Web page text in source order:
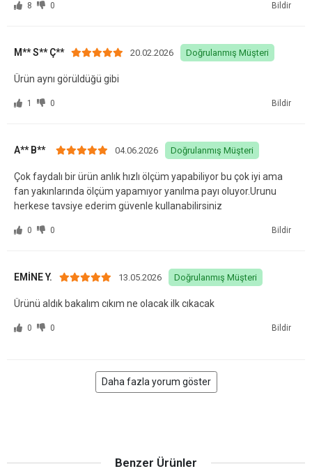
8 0 Bildir
M** S** Ç** 20.02.2026 Doğrulanmış Müşteri
Ürün aynı görüldüğü gibi
1 0 Bildir
A** B** 04.06.2026 Doğrulanmış Müşteri
Çok faydalı bir ürün anlık hızlı ölçüm yapabiliyor bu çok iyi ama
fan yakınlarında ölçüm yapamıyor yanılma payı oluyor.Urunu
herkese tavsiye ederim güvenle kullanabilirsiniz
0 0 Bildir
EMİNE Y. 13.05.2026 Doğrulanmış Müşteri
Ürünü aldık bakalım cıkım ne olacak ilk cıkacak
0 0 Bildir
Daha fazla yorum göster
Benzer Ürünler